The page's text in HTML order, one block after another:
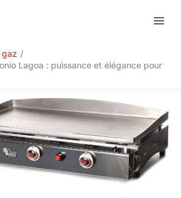
gaz
Lagoa : puissance et élégance pour